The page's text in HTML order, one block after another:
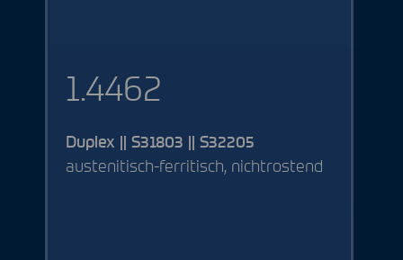
1.4462
Duplex || S31803 || S32205
austenitisch-ferritisch, nichtrostend